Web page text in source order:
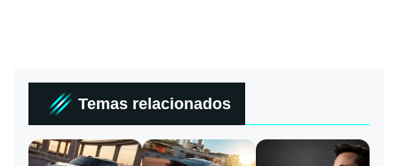
Temas relacionados